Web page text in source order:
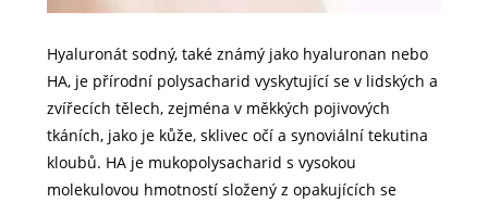
Hyaluronát sodný, také známý jako hyaluronan nebo
HA, je přírodní polysacharid vyskytující se v lidských a
zvířecích tělech, zejména v měkkých pojivových
tkáních, jako je kůže, sklivec očí a synoviální tekutina
kloubů. HA je mukopolysacharid s vysokou
molekulovou hmotností složený z opakujících se